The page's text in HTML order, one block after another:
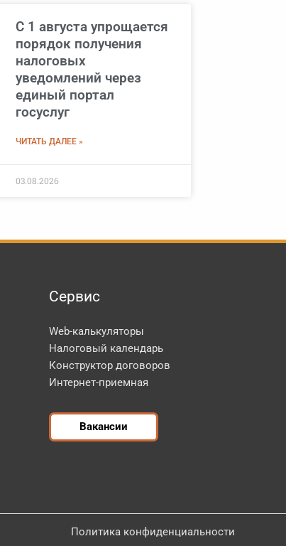
С 1 августа упрощается
порядок получения
налоговых
уведомлений через
единый портал
госуслуг
ЧИТАТЬ ДАЛЕЕ »
03.08.2026
Сервис
Web-калькуляторы
Налоговый календарь
Конструктор договоров
Интернет-приемная
Вакансии
Политика конфиденциальности